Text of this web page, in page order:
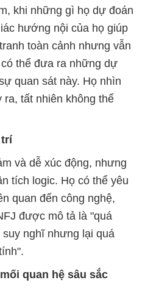
khi những gì họ dự đoán
hướng nội của họ giúp
toàn cảnh nhưng vẫn
thể đưa ra những dự
quan sát này. Họ nhìn
tất nhiên không thể
trí
và dễ xúc động, nhưng
tích logic. Họ có thể yêu
quan đến công nghệ,
được mô tả là "quá
nghĩ nhưng lại quá
quan hệ sâu sắc